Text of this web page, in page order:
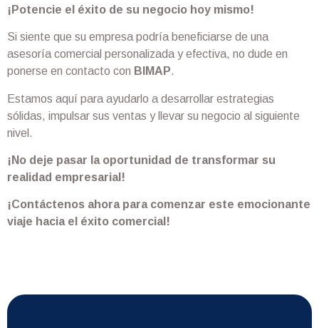
¡Potencie el éxito de su negocio hoy mismo!
Si siente que su empresa podría beneficiarse de una
asesoría comercial personalizada y efectiva, no dude en
ponerse en contacto con BIMAP.
Estamos aquí para ayudarlo a desarrollar estrategias
sólidas, impulsar sus ventas y llevar su negocio al siguiente
nivel.
¡No deje pasar la oportunidad de transformar su
realidad empresarial!
¡Contáctenos ahora para comenzar este emocionante
viaje hacia el éxito comercial!